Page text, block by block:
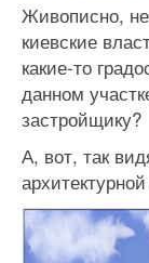
Живописно,
киевские
какие-то
данном
застройщику?
А, вот, так